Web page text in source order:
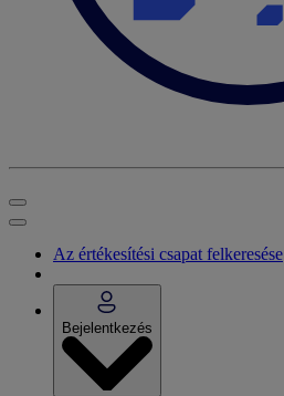
Az értékesítési csapat felkeresése
Bejelentkezés